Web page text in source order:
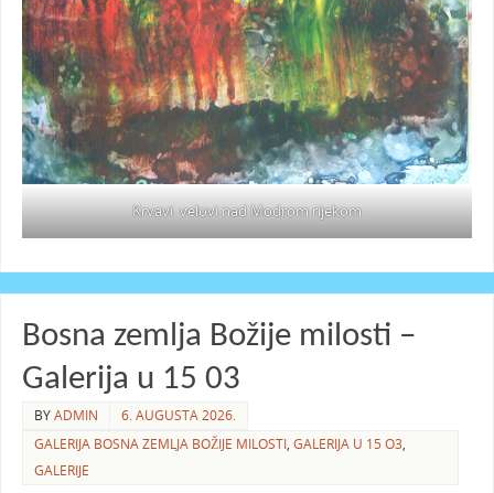
Krvavi velovi nad Modrom rijekom
Bosna zemlja Božije milosti –
Galerija u 15 03
BYADMIN
6. AUGUSTA 2026.
GALERIJA BOSNA ZEMLJA BOŽIJE MILOSTI, GALERIJA U 15 O3,
GALERIJE